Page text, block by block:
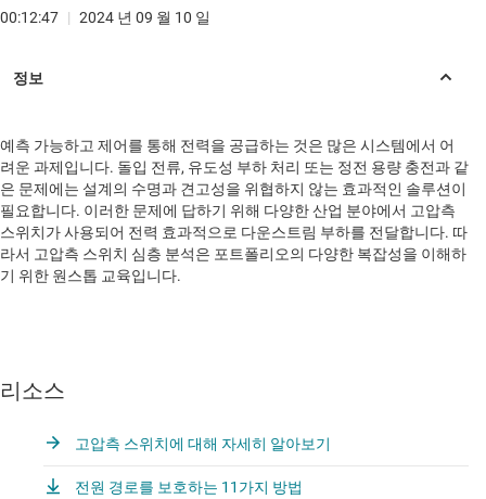
00:12:47 | 2024 년 09 월 10 일
예측 가능하고 제어를 통해 전력을 공급하는 것은 많은 시스템에서 어
려운 과제입니다. 돌입 전류, 유도성 부하 처리 또는 정전 용량 충전과 같
은 문제에는 설계의 수명과 견고성을 위협하지 않는 효과적인 솔루션이
필요합니다. 이러한 문제에 답하기 위해 다양한 산업 분야에서 고압측
스위치가 사용되어 전력 효과적으로 다운스트림 부하를 전달합니다. 따
라서 고압측 스위치 심층 분석은 포트폴리오의 다양한 복잡성을 이해하
기 위한 원스톱 교육입니다.
리소스
고압측 스위치에 대해 자세히 알아보기
전원 경로를 보호하는 11가지 방법